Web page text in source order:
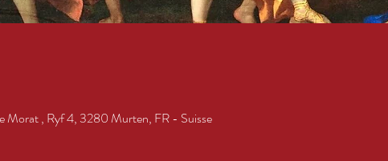
Morat , Ryf 4, 3280 Murten, FR - Suisse